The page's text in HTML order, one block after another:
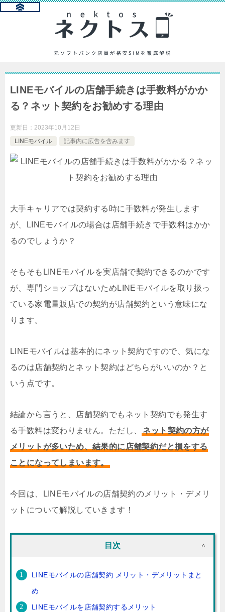
LINEモバイルの店舗手続きは手数料がかか
る？ネット契約をお勧めする理由
更新日： 2023年10月12日
LINEモバイル
記事内に広告を含みます
大手キャリアでは契約する時に手数料が発生します
が、LINEモバイルの場合は店舗手続きで手数料はかか
るのでしょうか？
そもそもLINEモバイルを実店舗で契約できるのかです
が、専門ショップはないためLINEモバイルを取り扱っ
ている家電量販店での契約が店舗契約という意味にな
ります。
LINEモバイルは基本的にネット契約ですので、気にな
るのは店舗契約とネット契約はどちらがいいのか？と
いう点です。
結論から言うと、店舗契約でもネット契約でも発生す
る手数料は変わりません。ただし、
ネット契約の方が
メリットが多いため、結果的に店舗契約だと損をする
ことになってしまいます。
今回は、LINEモバイルの店舗契約のメリット・デメリ
ットについて解説していきます！
目次
LINEモバイルの店舗契約 メリット・デメリットまと
め
LINEモバイルを店舗契約するメリット